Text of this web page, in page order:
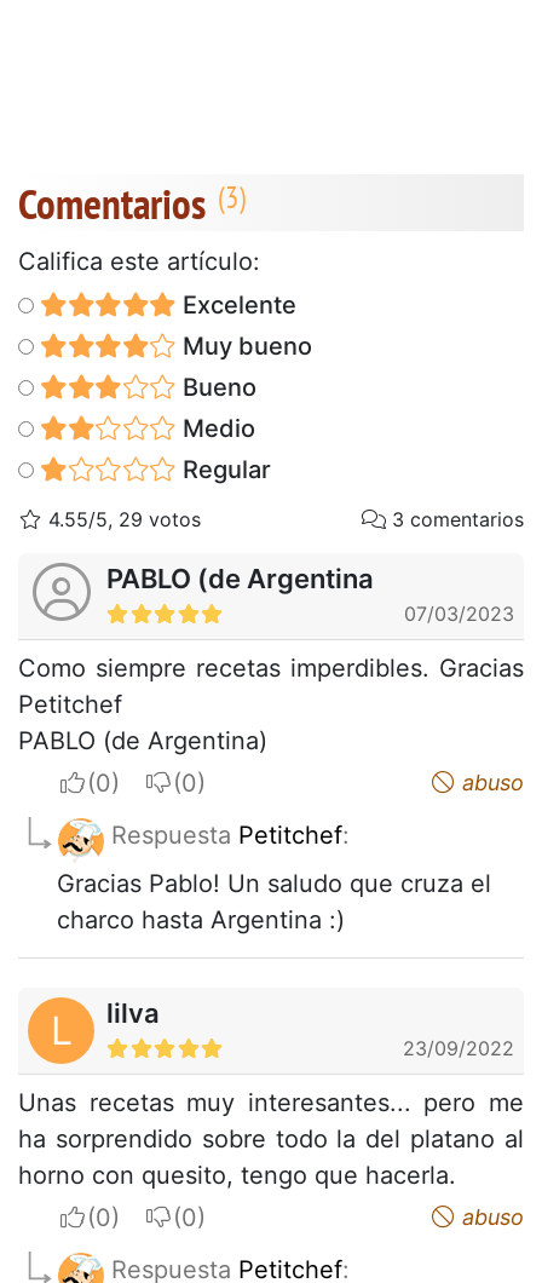
Comentarios
Califica este artículo:
Excelente
Muy bueno
Bueno
Medio
Regular
4.55/5, 29 votos 3 comentarios
PABLO (de Argentina
07/03/2023
Como siempre recetas imperdibles. Gracias
Petitchef
PABLO (de Argentina)
I apreciateI do not appreciate abuso
Respuesta Petitchef:
Gracias Pablo! Un saludo que cruza el
charco hasta Argentina :)
L lilva
23/09/2022
Unas recetas muy interesantes... pero me
ha sorprendido sobre todo la del platano al
horno con quesito, tengo que hacerla.
I apreciateI do not appreciate abuso
Respuesta Petitchef: